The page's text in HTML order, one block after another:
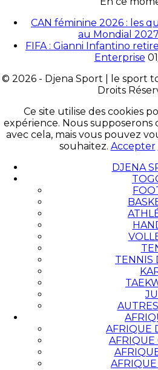
CAN féminine 2026 : les
au Mondial 2027
FIFA : Gianni Infantino
Enterprise
© 2026 - Djena Sport | le sport
Droits
Ce site utilise des cookies
expérience. Nous supposerons
avec cela, mais vous pouvez
souhaitez. Accepter
DJENA
TENNIS
AFRIQUE
AFRIQUE